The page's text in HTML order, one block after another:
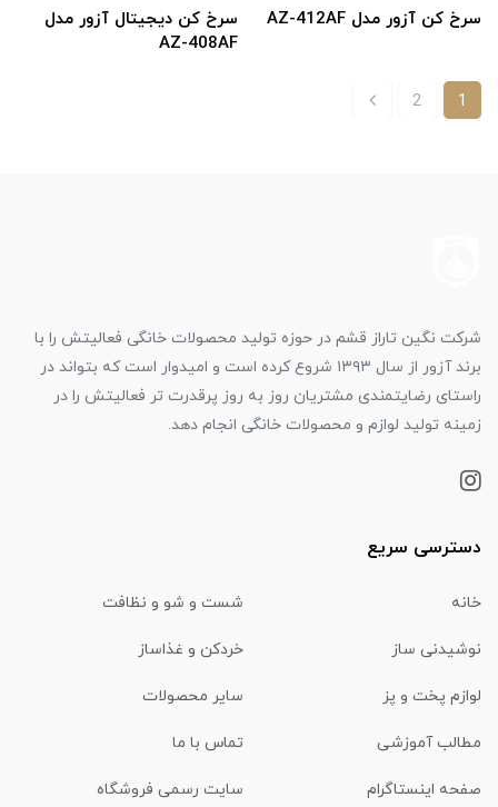
سرخ کن آزور مدل AZ-412AF
سرخ کن دیجیتال آزور مدل
AZ-408AF
1
2
شرکت نگین تاراز قشم در حوزه تولید محصولات خانگی فعالیتش را با
برند آزور از سال ۱۳۹۳ شروع کرده است و امیدوار است که بتواند در
راستای رضایتمندی مشتریان روز به روز پرقدرت تر فعالیتش را در
زمینه تولید لوازم و محصولات خانگی انجام دهد.
دسترسی سریع
خانه شست و شو و نظافت
نوشیدنی ساز خردکن و غذاساز
لوازم پخت و پز سایر محصولات
مطالب آموزشی تماس با ما
صفحه اینستاگرام سایت رسمی فروشگاه